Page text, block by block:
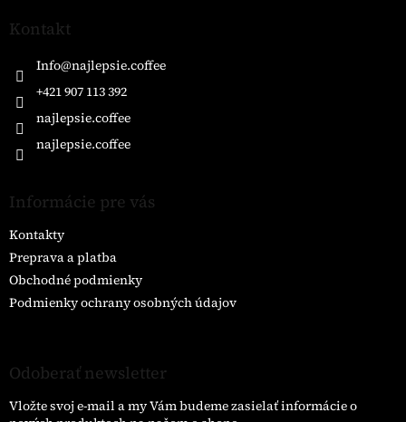
Kontakt
Info@najlepsie.coffee
+421 907 113 392
najlepsie.coffee
najlepsie.coffee
Informácie pre vás
Kontakty
Preprava a platba
Obchodné podmienky
Podmienky ochrany osobných údajov
Odoberať newsletter
Vložte svoj e-mail a my Vám budeme zasielať informácie o